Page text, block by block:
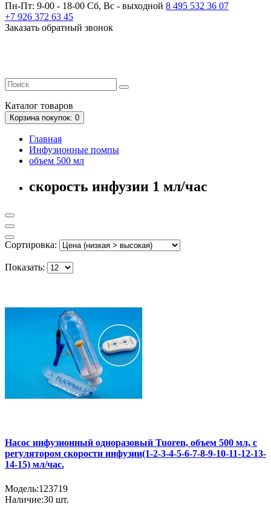
Пн-Пт: 9-00 - 18-00 Сб, Вс - выходной 8 495 532 36 07
+7 926 372 63 45
Заказать обратный звонок
Каталог товаров
Корзинапокупок: 0
Главная
Инфузионные помпы
объем 500 мл
скорость инфузии 1 мл/час
Сортировка:
Показать:
Насос инфузионный одноразовый Tuoren, объем 500 мл, с
регулятором скорости инфузии(1-2-3-4-5-6-7-8-9-10-11-12-13-
14-15) мл/час.
Модель:123719
Наличие:30 шт.